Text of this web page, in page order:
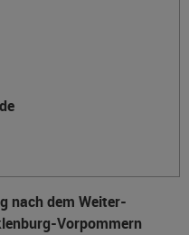
nach dem Weiter­
Vorpommern